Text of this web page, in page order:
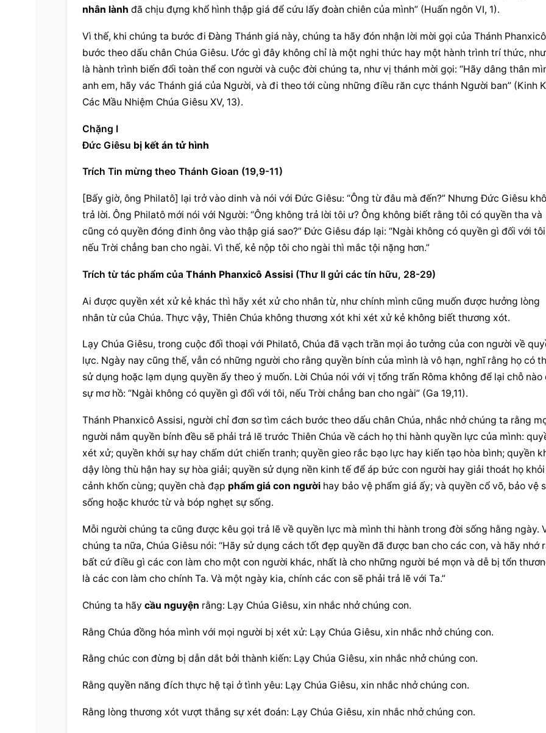
nhân lành đã chịu đựng khổ hình thập giá để cứu lấy đoàn chiên của mình” (Huấn ngôn VI, 1).
Vì thế, khi chúng ta bước đi Đàng Thánh giá này, chúng ta hãy đón nhận lời mời gọi của Thánh
bước theo dấu chân Chúa Giêsu. Ước gì đây không chỉ là một nghi thức hay một hành trình trí thức,
là hành trình biến đổi toàn thể con người và cuộc đời chúng ta, như vị thánh mời gọi: “Hãy dâng thân
anh em, hãy vác Thánh giá của Người, và đi theo tới cùng những điều răn cực thánh Người ban” (Kinh
Các Mầu Nhiệm Chúa Giêsu XV, 13).
Chặng I
Đức Giêsu bị kết án tử hình
Trích Tin mừng theo Thánh Gioan (19,9-11)
[Bấy giờ, ông Philatô] lại trở vào dinh và nói với Đức Giêsu: “Ông từ đâu mà đến?” Nhưng Đức Giêsu
trả lời. Ông Philatô mới nói với Người: “Ông không trả lời tôi ư? Ông không biết rằng tôi có quyền tha và
cũng có quyền đóng đinh ông vào thập giá sao?” Đức Giêsu đáp lại: “Ngài không có quyền gì đối với
nếu Trời chẳng ban cho ngài. Vì thế, kẻ nộp tôi cho ngài thì mắc tội nặng hơn.”
Trích từ tác phẩm của Thánh Phanxicô Assisi (Thư II gửi các tín hữu, 28-29)
Ai được quyền xét xử kẻ khác thì hãy xét xử cho nhân từ, như chính mình cũng muốn được hưởng lòng
nhân từ của Chúa. Thực vậy, Thiên Chúa không thương xót khi xét xử kẻ không biết thương xót.
Lạy Chúa Giêsu, trong cuộc đối thoại với Philatô, Chúa đã vạch trần mọi ảo tưởng của con người về
lực. Ngày nay cũng thế, vẫn có những người cho rằng quyền bính của mình là vô hạn, nghĩ rằng họ có
sử dụng hoặc lạm dụng quyền ấy theo ý muốn. Lời Chúa nói với vị tổng trấn Rôma không để lại chỗ nào
sự mơ hồ: “Ngài không có quyền gì đối với tôi, nếu Trời chẳng ban cho ngài” (Ga 19,11).
Thánh Phanxicô Assisi, người chỉ đơn sơ tìm cách bước theo dấu chân Chúa, nhắc nhở chúng ta rằng
người nắm quyền bính đều sẽ phải trả lẽ trước Thiên Chúa về cách họ thi hành quyền lực của mình:
xét xử; quyền khởi sự hay chấm dứt chiến tranh; quyền gieo rắc bạo lực hay kiến tạo hòa bình; quyền
dậy lòng thù hận hay sự hòa giải; quyền sử dụng nền kinh tế để áp bức con người hay giải thoát họ khỏi
cảnh khốn cùng; quyền chà đạp phẩm giá con người hay bảo vệ phẩm giá ấy; và quyền cổ võ, bảo vệ
sống hoặc khước từ và bóp nghẹt sự sống.
Mỗi người chúng ta cũng được kêu gọi trả lẽ về quyền lực mà mình thi hành trong đời sống hằng ngày.
chúng ta nữa, Chúa Giêsu nói: “Hãy sử dụng cách tốt đẹp quyền đã được ban cho các con, và hãy nhớ
bất cứ điều gì các con làm cho một con người khác, nhất là cho những người bé mọn và dễ bị tổn
là các con làm cho chính Ta. Và một ngày kia, chính các con sẽ phải trả lẽ với Ta.”
Chúng ta hãy cầu nguyện rằng: Lạy Chúa Giêsu, xin nhắc nhở chúng con.
Rằng Chúa đồng hóa mình với mọi người bị xét xử: Lạy Chúa Giêsu, xin nhắc nhở chúng con.
Rằng chúc con đừng bị dẫn dắt bởi thành kiến: Lạy Chúa Giêsu, xin nhắc nhở chúng con.
Rằng quyền năng đích thực hệ tại ở tình yêu: Lạy Chúa Giêsu, xin nhắc nhở chúng con.
Rằng lòng thương xót vượt thắng sự xét đoán: Lạy Chúa Giêsu, xin nhắc nhở chúng con.